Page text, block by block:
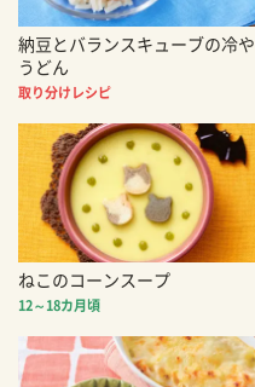
納豆とバランスキューブの冷や
うどん
取り分けレシピ
ねこのコーンスープ
12～18カ月頃